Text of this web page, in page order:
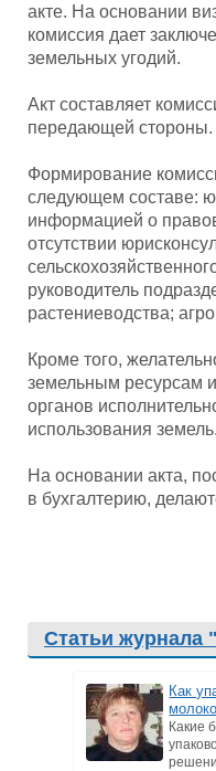
акте. На основании
комиссия дает
земельных угодий.
Акт составляет
передающей стороны.
Формирование
следующем составе:
информацией о
отсутствии
руководитель
растениеводства;
Кроме того,
земельным ресурсам
органов
использования
На основании акта,
в бухгалтерию,
Статьи журнала
Как
Какие